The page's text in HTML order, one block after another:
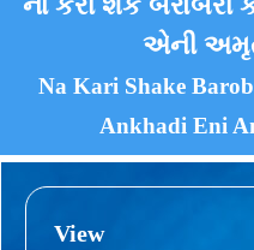
એની અમૃત
Na Kari Shake
Ankhadi Eni
View